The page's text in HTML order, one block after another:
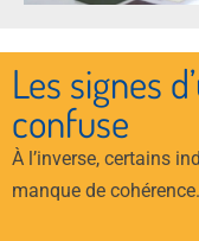
Les signes
confuse
À l’inverse, certains
manque de cohérence.